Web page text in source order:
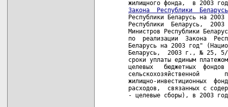
Закона  Республики  Беларусь